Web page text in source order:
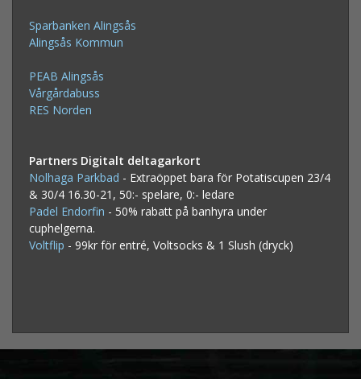
Sparbanken Alingsås
Alingsås Kommun
PEAB Alingsås
Vårgårdabuss
RES Norden
Partners Digitalt deltagarkort
Nolhaga Parkbad - Extraöppet bara för Potatiscupen 23/4
& 30/4 16.30-21, 50:- spelare, 0:- ledare
Padel Endorfin - 50% rabatt på banhyra under
cuphelgerna.
Voltflip - 99kr för entré, Voltsocks & 1 Slush (dryck)